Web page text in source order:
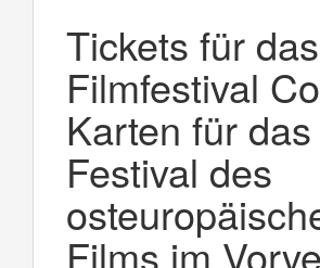
Tickets für
Filmfestival
Karten für das
Festival des
Films im